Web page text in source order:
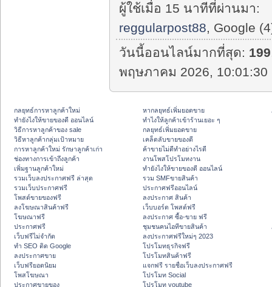
ผู้ใช้เมื่อ 15 นาทีที่ผ่านมา:
reggularpost88, Google
วันนี้ออนไลน์มากที่สุด: 199
พฤษภาคม 2026, 10:01:30
กลยุทธ์การหาลูกค้าใหม่
ทํายังไงให้ขายของดี ออนไลน์
วิธีการหาลูกค้าของ sale
วิธีหาลูกค้ากลุ่มเป้าหมาย
การหาลูกค้าใหม่ รักษาลูกค้าเก่า
ช่องทางการเข้าถึงลูกค้า
เพิ่มฐานลูกค้าใหม่
รวมเว็บลงประกาศฟรี ล่าสุด
รวมเว็บประกาศฟรี
โพสต์ขายของฟรี
ลงโฆษณาสินค้าฟรี
โฆษณาฟรี
ประกาศฟรี
เว็บฟรีไม่จำกัด
ทำ SEO ติด Google
ลงประกาศขาย
เว็บฟรียอดนิยม
โพสโฆษณา
ประกาศขายของ
หากลยุทธ์เพิ่มยอดขาย
ทําไงให้ลูกค้าเข้าร้านเยอะ ๆ
กลยุทธ์เพิ่มยอดขาย
เคล็ดลับขายของดี
ค้าขายไม่ดีทำอย่างไรดี
งานโพสโปรโมทงาน
ทํายังไงให้ขายของดี ออนไลน์
รวม SMFขายสินค้า
ประกาศฟรีออนไลน์
ลงประกาศ สินค้า
เว็บบอร์ด โพสต์ฟรี
ลงประกาศ ซื้อ-ขาย ฟรี
ชุมชนคนไอทีขายสินค้า
ลงประกาศฟรีใหม่ๆ 2023
โปรโมทธุรกิจฟรี
โปรโมทสินค้าฟรี
แจกฟรี รายชื่อเว็บลงประกาศฟรี
โปรโมท Social
โปรโมท youtube